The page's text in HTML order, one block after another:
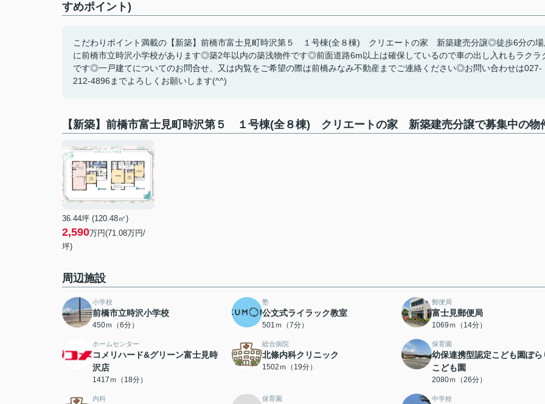
すめポイント)
こだわりポイント満載の【新築】前橋市富士見町時沢第５ １号棟(全８棟) クリエートの家 新築建売分譲◎徒歩6分の場
に前橋市立時沢小学校があります◎築2年以内の築浅物件です◎前面道路6m以上は確保しているので車の出し入れもラクラ
です◎一戸建てについてのお問合せ、又は内覧をご希望の際は前橋みなみ不動産までご連絡ください◎お問い合わせは027-
212-4896までよろしくお願いします(^^)
【新築】前橋市富士見町時沢第５ １号棟(全８棟) クリエートの家 新築建売分譲で募集中の物
36.44坪 (120.48㎡)
2,590万円(71.08万円/
坪)
周辺施設
小学校
前橋市立時沢小学校
450ｍ（6分）
塾
公文式ライラック教室
501ｍ（7分）
郵便局
富士見郵便局
1069ｍ（14分）
ホームセンター
コメリハード&グリーン富士見時
沢店
1417ｍ（18分）
総合病院
北條内科クリニック
1502ｍ（19分）
保育園
幼保連携型認定こども園ぽら
こども園
2080ｍ（26分）
内科 保育園 中学校